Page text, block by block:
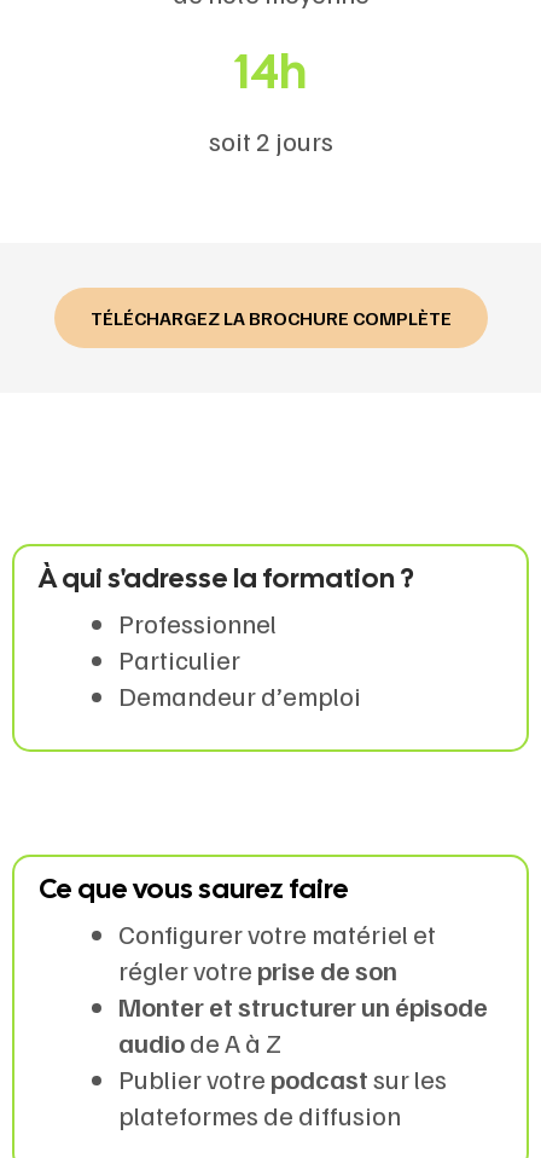
14h
soit 2 jours
TÉLÉCHARGEZ LA BROCHURE COMPLÈTE
À qui s'adresse la formation ?
Professionnel
Particulier
Demandeur d’emploi
Ce que vous saurez faire
Configurer votre matériel et
régler votre prise de son
Monter et structurer un épisode
audiode A à Z
Publier votre podcastsur les
plateformes de diffusion